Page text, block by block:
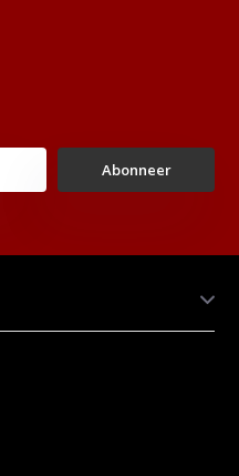
Abonneer